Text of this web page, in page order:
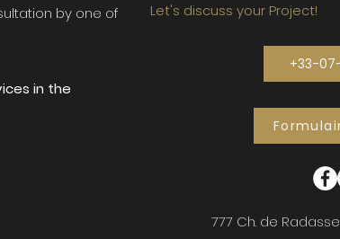
by one of
in the
Let's discuss your Project!
+33-
777 Ch. de